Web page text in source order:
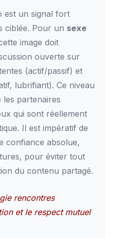
est un signal fort
ciblée. Pour un sexe
image doit
ouverte sur
(actif/passif) et
lubrifiant). Ce niveau
les partenaires
qui sont réellement
Il est impératif de
confiance absolue,
pour éviter tout
du contenu partagé.
rencontres
et le respect mutuel